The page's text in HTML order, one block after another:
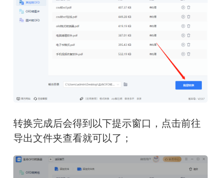
转换完成后会得到以下提示窗口，点击前往
导出文件夹查看就可以了；